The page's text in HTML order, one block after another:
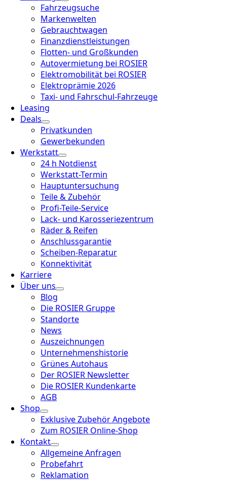
Fahrzeugsuche
Markenwelten
Gebrauchtwagen
Finanzdienstleistungen
Flotten- und Großkunden
Autovermietung bei ROSIER
Elektromobilität bei ROSIER
Elektroprämie 2026
Taxi- und Fahrschul-Fahrzeuge
Leasing
Deals
Privatkunden
Gewerbekunden
Werkstatt
24 h Notdienst
Werkstatt-Termin
Hauptuntersuchung
Teile & Zubehör
Profi-Teile-Service
Lack- und Karosseriezentrum
Räder & Reifen
Anschlussgarantie
Scheiben-Reparatur
Konnektivität
Karriere
Über uns
Blog
Die ROSIER Gruppe
Standorte
News
Auszeichnungen
Unternehmenshistorie
Grünes Autohaus
Der ROSIER Newsletter
Die ROSIER Kundenkarte
AGB
Shop
Exklusive Zubehör Angebote
Zum ROSIER Online-Shop
Kontakt
Allgemeine Anfragen
Probefahrt
Reklamation